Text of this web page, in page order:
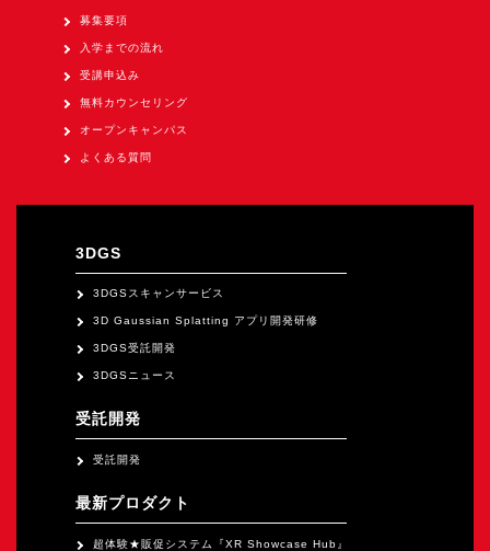
Tsumiki Community Day 2026
（5/27～28 秋葉原UDX）に出展。
《求人》
オンライン
募集要項
入学までの流れ
受講申込み
無料カウンセリング
オープンキャンパス
よくある質問
3DGS
3DGSスキャンサービス
3D Gaussian Splatting アプリ開発研修
3DGS受託開発
3DGSニュース
受託開発
受託開発
最新プロダクト
超体験★販促システム『XR Showcase Hub』